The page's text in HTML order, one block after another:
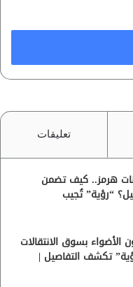
تعليقات
هرمز.. كيف تضمن
“رؤية” تُجيب
الأضواء بسوق الانتقالات
2026.. “رؤية” تكشف التفاصيل |